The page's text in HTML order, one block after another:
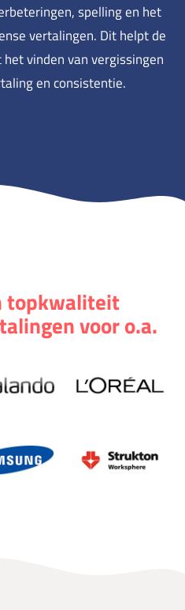
spelling en het
vertalingen. Dit helpt de
vinden van vergissingen
en consistentie.
topkwaliteit
voor o.a.